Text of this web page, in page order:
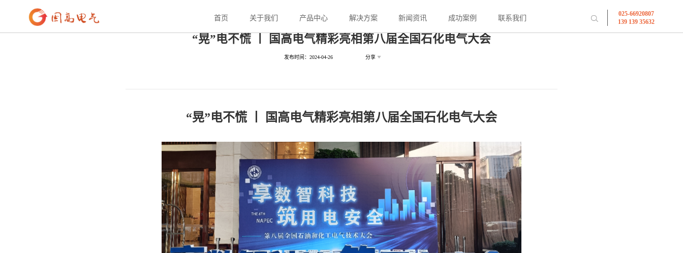
025-66920807
139 139 35632
首页 关于我们 产品中心 解决方案 新闻资讯 成功案例 联系我们
“晃”电不慌 丨 国高电气精彩亮相第八届全国石化电气大会
发布时间：2024-04-26 分享
“晃”电不慌 丨 国高电气精彩亮相第八届全国石化电气大会